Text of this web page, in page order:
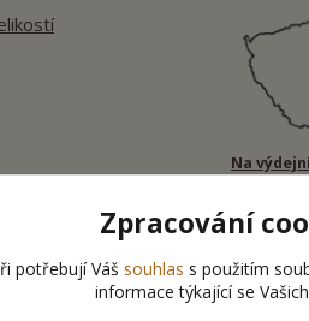
Na
Zpracování
potřebují Váš souhlas s použitím
informace týkající se